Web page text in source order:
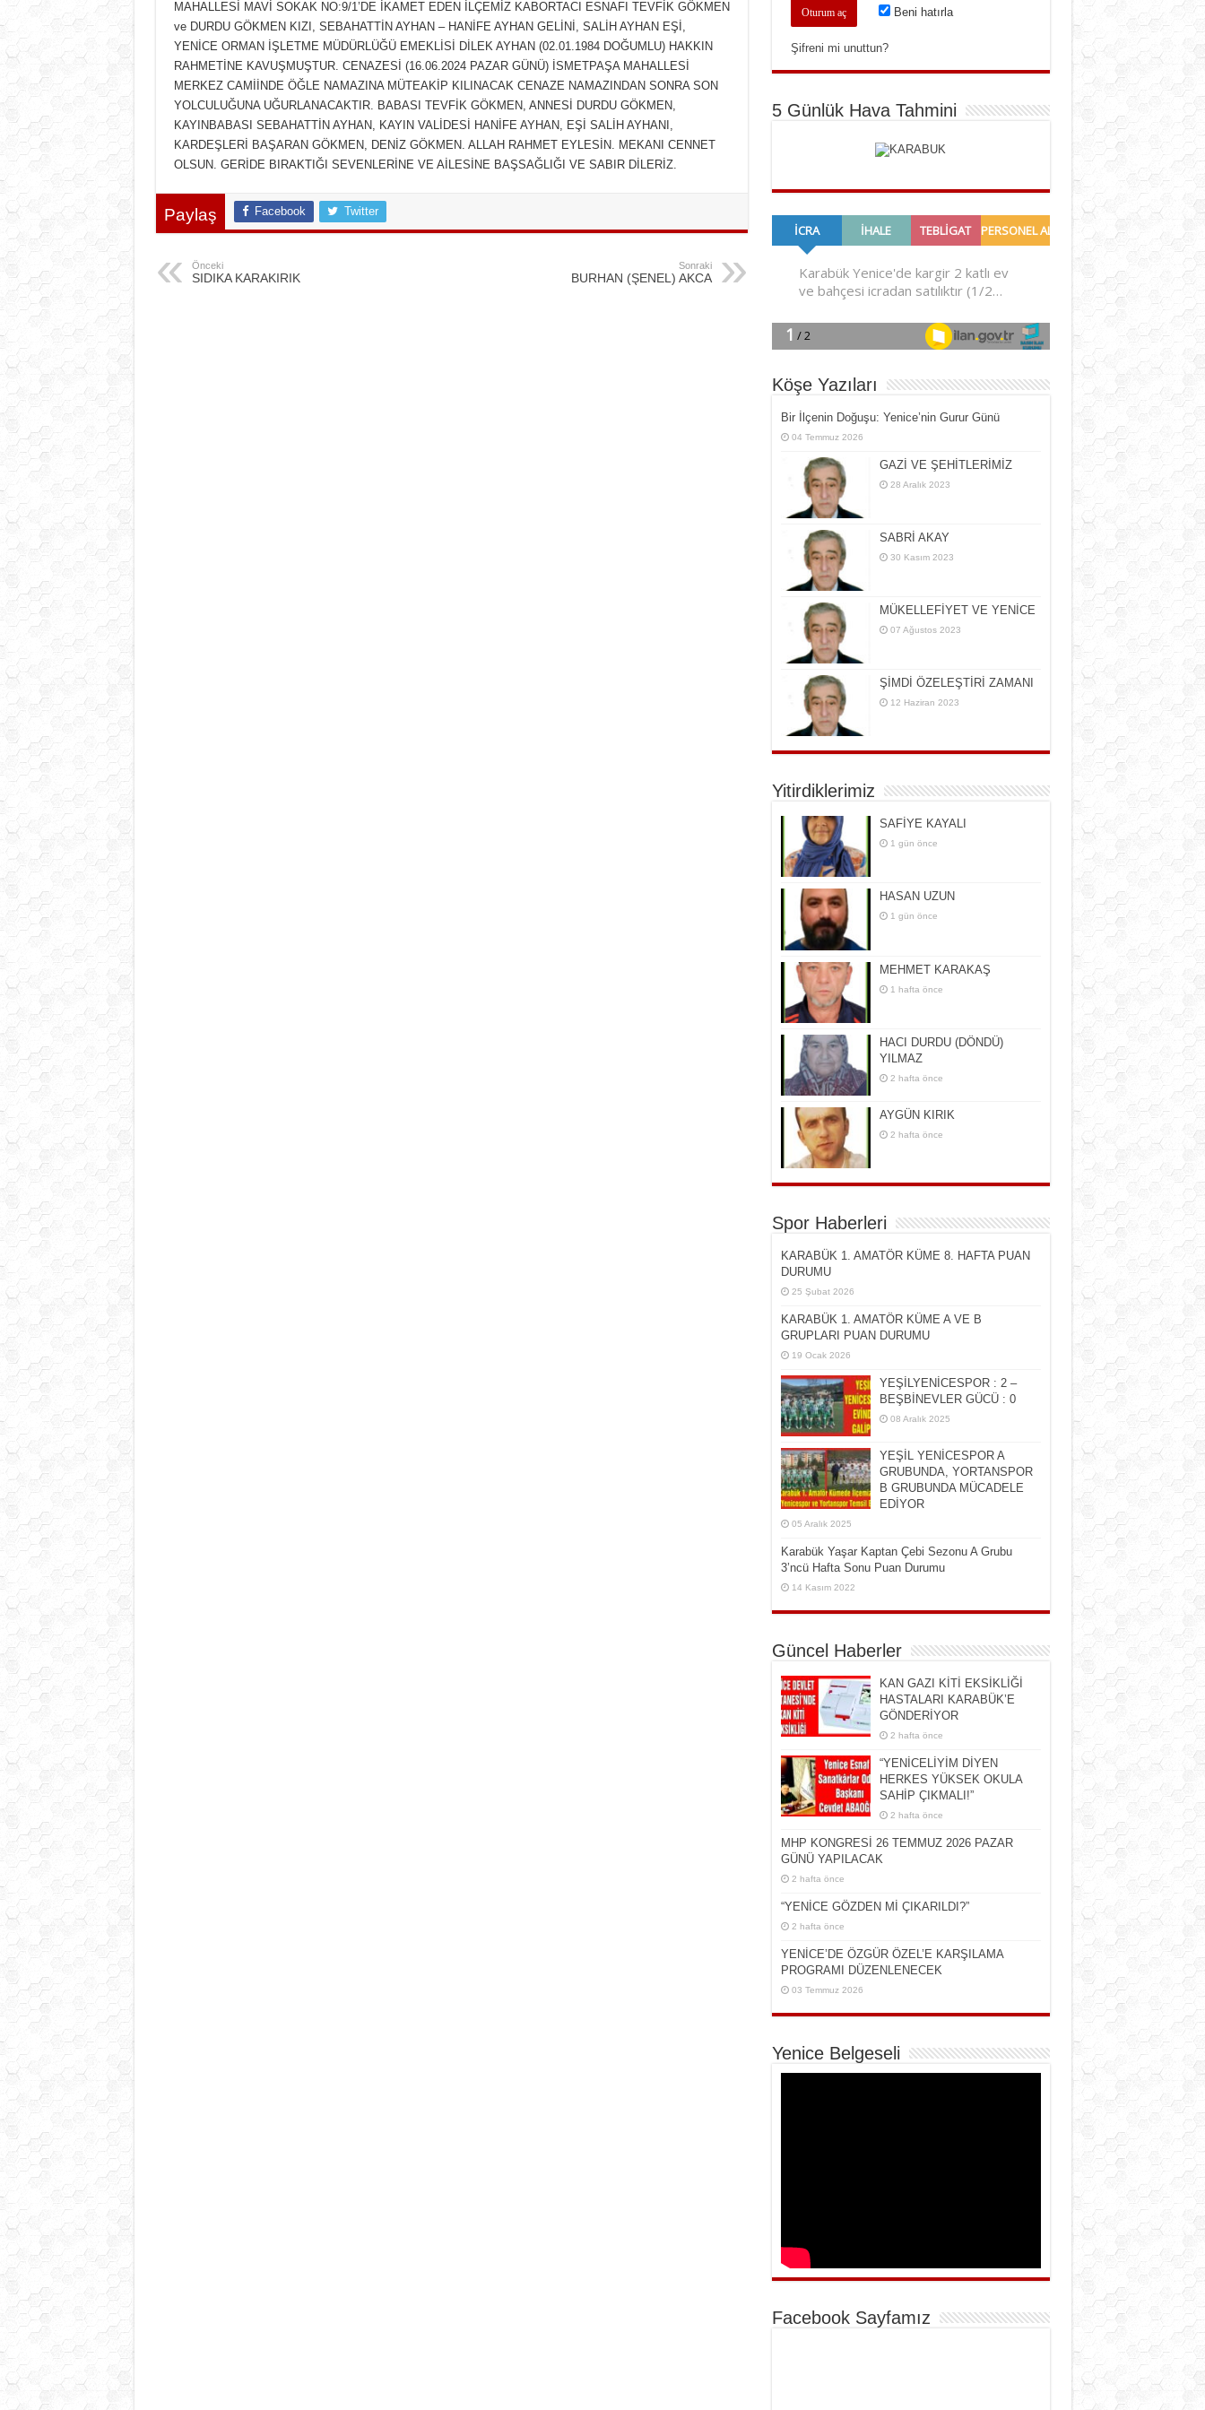
MAHALLESİ MAVİ SOKAK NO:9/1’DE İKAMET EDEN İLÇEMİZ KABORTACI ESNAFI TEVFİK GÖKMEN
ve DURDU GÖKMEN KIZI, SEBAHATTİN AYHAN – HANİFE AYHAN GELİNİ, SALİH AYHAN EŞİ,
YENİCE ORMAN İŞLETME MÜDÜRLÜĞÜ EMEKLİSİ DİLEK AYHAN (02.01.1984 DOĞUMLU) HAKKIN
RAHMETİNE KAVUŞMUŞTUR. CENAZESİ (16.06.2024 PAZAR GÜNÜ) İSMETPAŞA MAHALLESİ
MERKEZ CAMİİNDE ÖĞLE NAMAZINA MÜTEAKİP KILINACAK CENAZE NAMAZINDAN SONRA SON
YOLCULUĞUNA UĞURLANACAKTIR. BABASI TEVFİK GÖKMEN, ANNESİ DURDU GÖKMEN,
KAYINBABASI SEBAHATTİN AYHAN, KAYIN VALİDESİ HANİFE AYHAN, EŞİ SALİH AYHANI,
KARDEŞLERİ BAŞARAN GÖKMEN, DENİZ GÖKMEN. ALLAH RAHMET EYLESİN. MEKANI CENNET
OLSUN. GERİDE BIRAKTIĞI SEVENLERİNE VE AİLESİNE BAŞSAĞLIĞI VE SABIR DİLERİZ.
Paylaş Facebook Twitter
Önceki
SIDIKA KARAKIRIK
Sonraki
BURHAN (ŞENEL) AKCA
Beni hatırla
Şifreni mi unuttun?
5 Günlük Hava Tahmini
Köşe Yazıları
Bir İlçe­nin Do­ğu­şu: Ye­ni­ce’nin Gurur Günü
04 Temmuz 2026
GAZİ VE ŞEHİTLERİMİZ
28 Aralık 2023
SABRİ AKAY
30 Kasım 2023
MÜKELLEFİYET VE YENİCE
07 Ağustos 2023
ŞİMDİ ÖZELEŞTİRİ ZAMANI
12 Haziran 2023
Yitirdiklerimiz
SAFİYE KAYALI
1 gün önce
HASAN UZUN
1 gün önce
MEHMET KARAKAŞ
1 hafta önce
HACI DURDU (DÖNDÜ)
YILMAZ
2 hafta önce
AYGÜN KIRIK
2 hafta önce
Spor Haberleri
KARABÜK 1. AMATÖR KÜME 8. HAFTA PUAN
DURUMU
25 Şubat 2026
KARABÜK 1. AMATÖR KÜME A VE B
GRUPLARI PUAN DURUMU
19 Ocak 2026
YEŞİLYENİCESPOR : 2 –
BEŞBİNEVLER GÜCÜ : 0
08 Aralık 2025
YEŞİL YENİCESPOR A
GRUBUNDA, YORTANSPOR
B GRUBUNDA MÜCADELE
EDİYOR
05 Aralık 2025
Karabük Yaşar Kaptan Çebi Sezonu A Grubu
3’ncü Hafta Sonu Puan Durumu
14 Kasım 2022
Güncel Haberler
KAN GAZI KİTİ EKSİKLİĞİ
HASTALARI KARABÜK’E
GÖNDERİYOR
2 hafta önce
“YENİCELİYİM DİYEN
HERKES YÜKSEK OKULA
SAHİP ÇIKMALI!”
2 hafta önce
MHP KONGRESİ 26 TEMMUZ 2026 PAZAR
GÜNÜ YAPILACAK
2 hafta önce
“YENİCE GÖZDEN Mİ ÇIKARILDI?”
2 hafta önce
YENİCE’DE ÖZGÜR ÖZEL’E KARŞILAMA
PROGRAMI DÜZENLENECEK
03 Temmuz 2026
Yenice Belgeseli
Facebook Sayfamız